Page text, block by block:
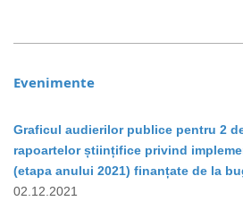
Evenimente
Graficul audierilor publice pentru 2
rapoartelor științifice privind
(etapa anului 2021) finanțate de la
02.12.2021